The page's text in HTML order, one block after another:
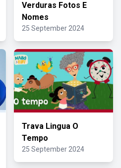
Verduras Fotos E
Nomes
25 September 2024
Trava Lingua O
Tempo
25 September 2024